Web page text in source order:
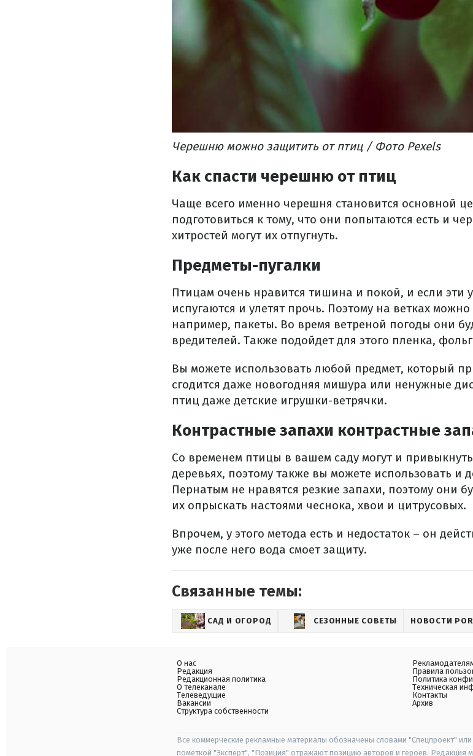
Черешню можно защитить от птиц / Фото Pexels
Как спасти черешню от птиц
Чаще всего именно черешня становится основной
подготовиться к тому, что они попытаются есть и
хитростей могут их отпугнуть.
Предметы-пугалки
Птицам очень нравится тишина и покой, и если эти
испугаются и улетят прочь. Поэтому на ветках
например, пакеты. Во время ветреной погоды они
вредителей. Также подойдет для этого пленка,
Вы можете использовать любой предмет, который
сгодится даже новогодняя мишура или ненужные
птиц даже детские игрушки-ветрячки.
Контрастные запахи контрастные
Со временем птицы в вашем саду могут и
деревьях, поэтому также вы можете использовать и
Пернатым не нравятся резкие запахи, поэтому они
их опрыскать настоями чеснока, хвои и цитрусовых.
Впрочем, у этого метода есть и недостаток – он
уже после него вода смоет защиту.
Связанные темы:
САД И ОГОРОД СЕЗОННЫЕ СОВЕТЫ НОВОСТИ
О нас
Редакция
Редакционная политика
О телеканале
Телеведущие
Вакансии
Структура собственности
Правила
Политика
Техническая
Контакты
Архив
Все коммерческие рекламные материалы обозначены словами "Спецпроект"
пометкой "Эксперт", "Позиция" отражают позицию авторов и героев. Редакция